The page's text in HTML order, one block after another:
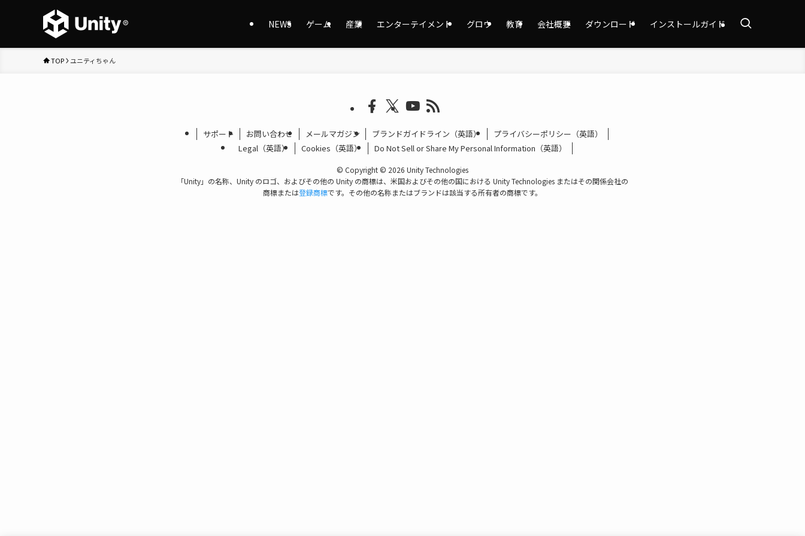
NEWS ゲーム 産業 エンターテイメント グロウ 教育 会社概要 ダウンロード インストールガイド
TOP ユニティちゃん
サポート お問い合わせ メールマガジン ブランドガイドライン（英語）
プライバシーポリシー（英語）
Legal（英語）
Cookies（英語） Do Not Sell or Share My Personal Information（英語）
© Copyright © 2026 Unity Technologies
「Unity」の名称、Unity のロゴ、およびその他の Unity の商標は、米国およびその他の国における Unity Technologies またはその関係会社の
商標または登録商標です。その他の名称またはブランドは該当する所有者の商標です。